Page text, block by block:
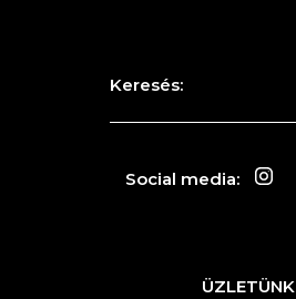
Keresés:
Social media:
ÜZLETÜNK